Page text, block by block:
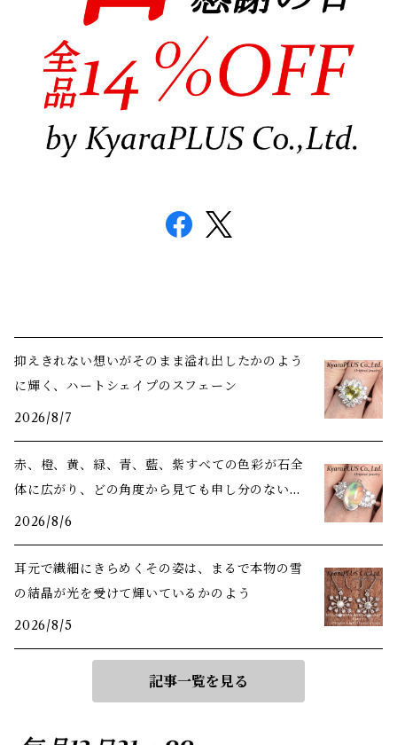
抑えきれない想いがそのまま溢れ出したかのよう
に輝く、ハートシェイプのスフェーン
2026/8/7
赤、橙、黄、緑、青、藍、紫――すべての色彩が石全
体に広がり、どの角度から見ても申し分のない美
しさ
2026/8/6
耳元で繊細にきらめくその姿は、まるで本物の雪
の結晶が光を受けて輝いているかのよう
2026/8/5
記事一覧を見る